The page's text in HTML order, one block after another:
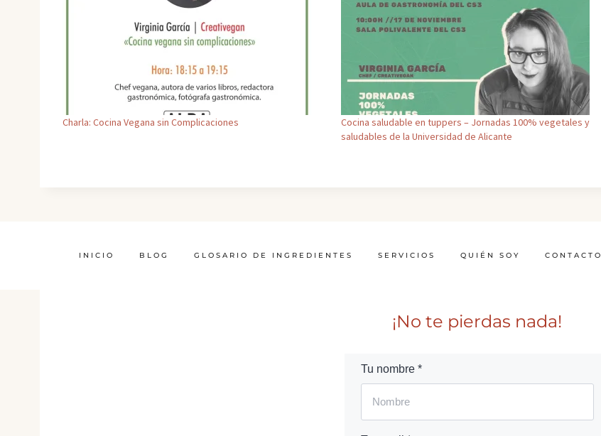
Charla: Cocina Vegana sin Complicaciones
Cocina saludable en tuppers – Jornadas 100% vegetales y
saludables de la Universidad de Alicante
INICIO BLOG GLOSARIO DE INGREDIENTES SERVICIOS QUIÉN SOY CONTACTO
¡No te pierdas nada!
Tu nombre *